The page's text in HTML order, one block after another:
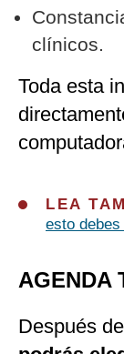
clínicos.
Toda esta
LEA
esto
AGENDA
Después